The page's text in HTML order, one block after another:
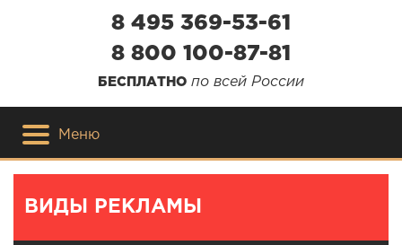
8 495 369-53-61
8 800 100-87-81
БЕСПЛАТНО по всей России
Меню
ВИДЫ РЕКЛАМЫ